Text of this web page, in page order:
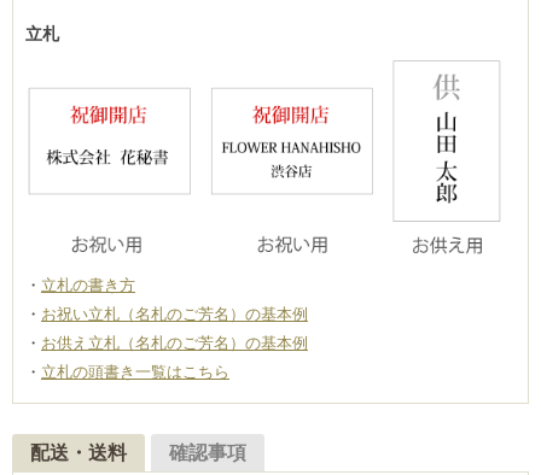
立札
立札の書き方
お祝い立札（名札のご芳名）の基本例
お供え立札（名札のご芳名）の基本例
立札の頭書き一覧はこちら
配送・送料 確認事項